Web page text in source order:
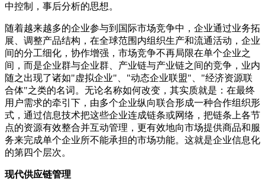
中控制，事后分析的思想。
随着越来越多的企业参与到国际市场竞争中，企业通过业务拓
展、调整产品结构，在全球范围内组织生产和流通活动，企业
间的分工细化，协作增强，市场竞争不再局限在单个企业之
间，而是企业群与企业群、产业链与产业链之间的竞争，业内
随之出现了诸如"虚拟企业"、"动态企业联盟"、"经济资源联
合体"之类的名词。无论名称如何改变，其实质就是：在最终
用户需求的牵引下，由多个企业纵向联合形成一种合作组织形
式，通过信息技术把这些企业连成链条或网络，把链条上各节
点的资源有效整合并互动管理，更有效地向市场提供商品和服
务来完成单个企业所不能承担的市场功能。这就是企业信息化
的第四个层次。
现代供应链管理